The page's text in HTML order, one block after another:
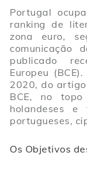
Portugal
ranking de
zona euro,
comunicação
publicado
Europeu
2020, do
BCE, no topo
holandeses
portugueses,
Os Objetivos